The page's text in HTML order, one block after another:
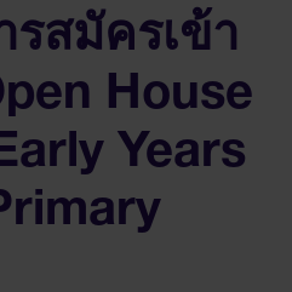
สมัครเข้า
House
Years